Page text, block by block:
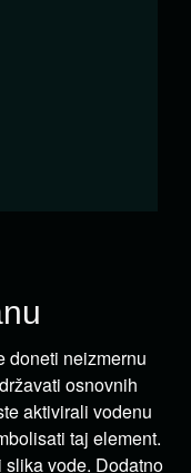
doneti neizmernu
osnovnih
aktivirali vodenu
taj element.
vode. Dodatno